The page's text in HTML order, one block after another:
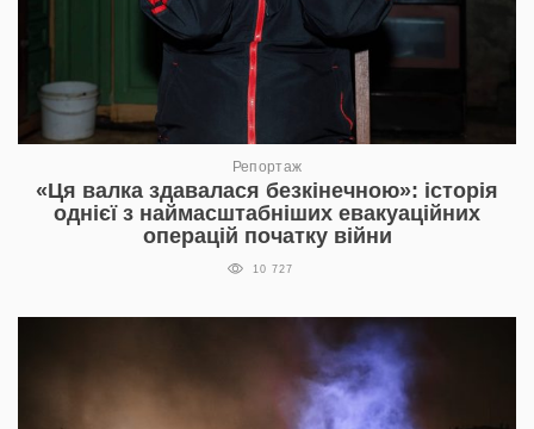
Репортаж
«Ця валка здавалася безкінечною»: історія
однієї з наймасштабніших евакуаційних
операцій початку війни
10 727